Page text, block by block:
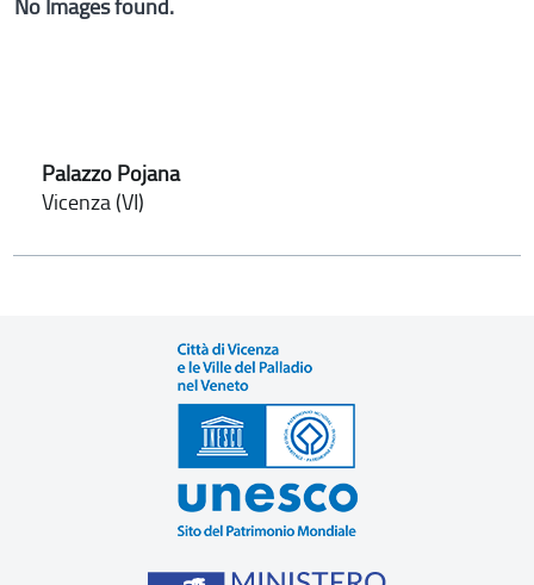
No Images found.
Palazzo Pojana
Vicenza (VI)